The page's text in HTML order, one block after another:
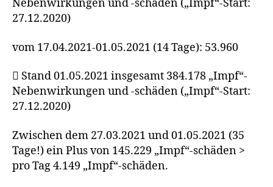
Nebenwirkungen und -schäden („Impf“-Start:
27.12.2020)
vom 17.04.2021-01.05.2021 (14 Tage): 53.960
 Stand 01.05.2021 insgesamt 384.178 „Impf“-
Nebenwirkungen und -schäden („Impf“-Start:
27.12.2020)
Zwischen dem 27.03.2021 und 01.05.2021 (35
Tage!) ein Plus von 145.229 „Impf“-schäden >
pro Tag 4.149 „Impf“-schäden.